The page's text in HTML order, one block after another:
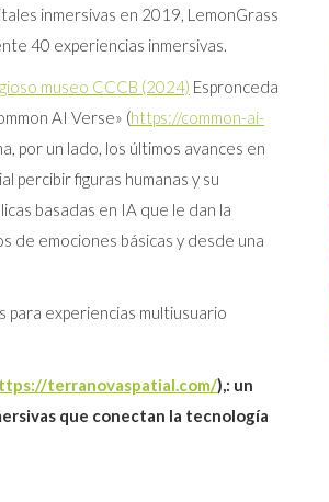
inmersivas en 2019, LemonGrass
40 experiencias inmersivas.
museo CCCB (2024) Espronceda
AI Verse» (https://common-ai-
por un lado, los últimos avances en
percibir figuras humanas y su
basadas en IA que le dan la
de emociones básicas y desde una
para experiencias multiusuario
terranovaspatial.com/),: un
que conectan la tecnología